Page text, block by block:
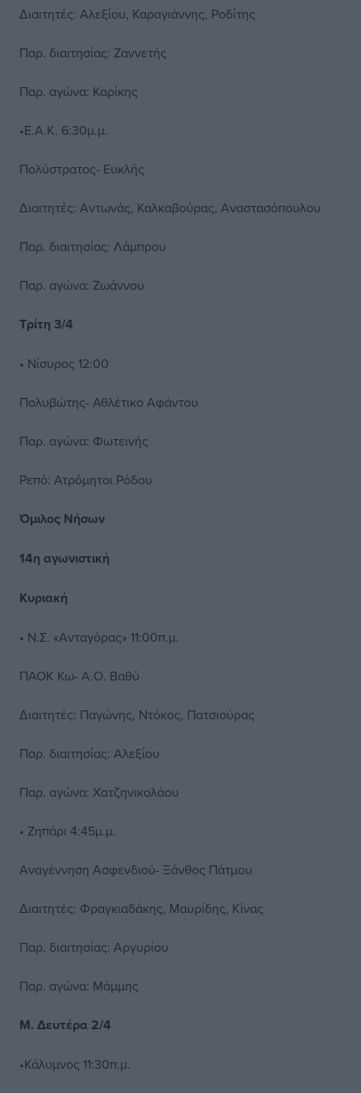
Διαιτητές: Αλεξίου, Καραγιάννης, Ροδίτης
Παρ. διαιτησίας: Ζαννετής
Παρ. αγώνα: Καρίκης
•Ε.Α.Κ. 6:30μ.μ.
Πολύστρατος- Ευκλής
Διαιτητές: Αντωνάς, Καλκαβούρας, Αναστασόπουλου
Παρ. διαιτησίας: Λάμπρου
Παρ. αγώνα: Ζωάννου
Τρίτη 3/4
• Νίσυρος 12:00
Πολυβώτης- Αθλέτικο Αφάντου
Παρ. αγώνα: Φωτεινής
Ρεπό: Ατρόμητοι Ρόδου
Όμιλος Νήσων
14η αγωνιστική
Κυριακή
• Ν.Σ. «Ανταγόρας» 11:00π.μ.
ΠΑΟΚ Κω- Α.Ο. Βαθύ
Διαιτητές: Παγώνης, Ντόκος, Πατσιούρας
Παρ. διαιτησίας: Αλεξίου
Παρ. αγώνα: Χατζηνικολάου
• Ζηπάρι 4:45μ.μ.
Αναγέννηση Ασφενδιού- Ξάνθος Πάτμου
Διαιτητές: Φραγκιαδάκης, Μαυρίδης, Κίνας
Παρ. διαιτησίας: Αργυρίου
Παρ. αγώνα: Μάμμης
Μ. Δευτέρα 2/4
•Κάλυμνος 11:30π.μ.